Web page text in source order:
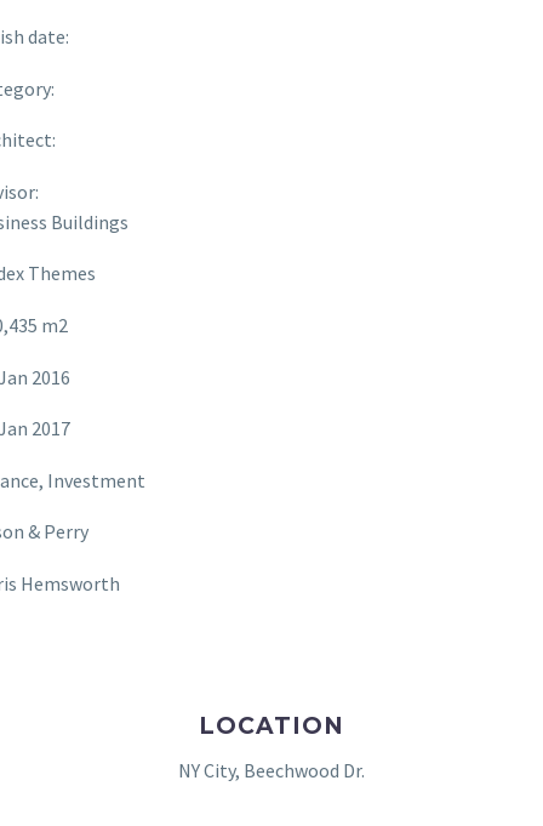
date:
Buildings
Themes
m2
2016
2017
Investment
& Perry
Hemsworth
LOCATION
NY City, Beechwood Dr.